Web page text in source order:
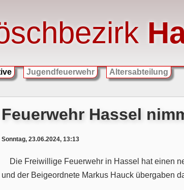
Jugendfeuerwehr Altersabteilung
Feuerwehr Hassel
Sonntag, 23.06.2024, 13:13
Die Freiwillige Feuerwehr in Hassel hat einen
und der Beigeordnete Markus Hauck übergaben